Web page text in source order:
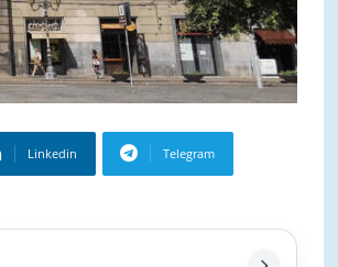
Linkedin Telegram